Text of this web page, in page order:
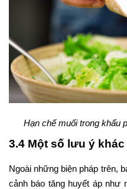
Hạn chế muối trong khẩu
3.4 Một số lưu ý khác
Ngoài những biện pháp trên,
cảnh báo tăng huyết áp như